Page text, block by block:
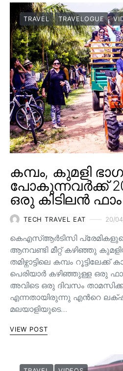
TRAVEL TRAVELOGUE
കമ്പം, കുമളി
പോകുന്നവർക്ക്
ഒരു കിടിലൻ
TECH TRAVEL EAT 20/
കെഎസ്ആര്‍ടിസി
ആനവണ്ടി മീറ്റ്‌ കഴിഞ്ഞു
തമിഴ്നാട്ടിലെ കമ്പം
പെരിയാര്‍ കഴിഞ്ഞുള്ള ഒരു
അവിടെ ഒരു ദിവസം
എന്നതായിരുന്നു എന്‍റെ
മലയാളിയുടെ…
VIEW POST